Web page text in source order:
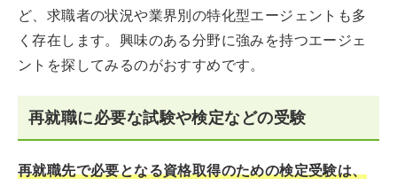
ど、求職者の状況や業界別の特化型エージェントも多
く存在します。興味のある分野に強みを持つエージェ
ントを探してみるのがおすすめです。
再就職に必要な試験や検定などの受験
再就職先で必要となる資格取得のための検定受験は、